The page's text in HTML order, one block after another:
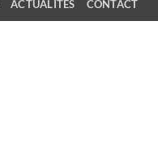
ACTUALITÉS CONTACT